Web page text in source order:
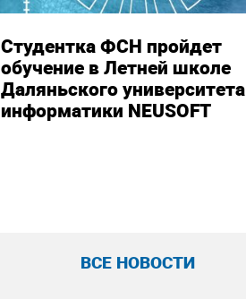
Студентка ФСН пройдет
обучение в Летней школе
Даляньского университета
информатики NEUSOFT
ВСЕ НОВОСТИ